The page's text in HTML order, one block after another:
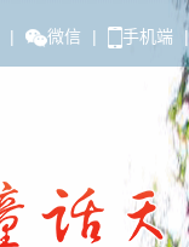
| 微信 | 手机端 |